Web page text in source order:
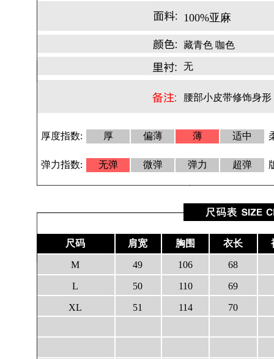
100%亚麻
藏青色 咖色
无
腰部小皮带修饰身形
厚度指数: 厚 偏薄 薄 适中
弹力指数: 无弹 微弹 弹力 超弹
尺码 肩宽 胸围 衣长
M 49 106 68
L 50 110 69
XL 51 114 70